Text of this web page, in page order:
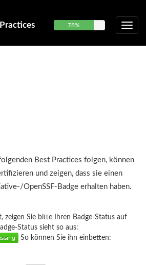
78%
Best Practices folgen, können
und zeigen, dass sie einen
OpenSSF-Badge erhalten haben.
zeigen Sie bitte Ihren Badge-Status auf
Status sieht so aus:
So können Sie ihn einbetten: